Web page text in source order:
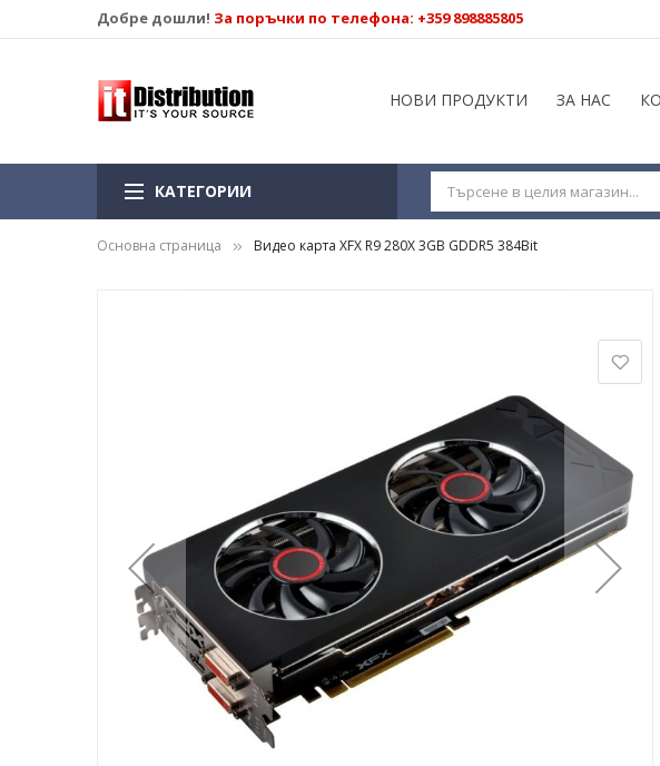
Добре дошли! За поръчки по телефона: +359 898885805
НОВИ ПРОДУКТИ ЗА НАС
КАТЕГОРИИ
Основна страница Видео карта XFX R9 280X 3GB GDDR5 384Bit